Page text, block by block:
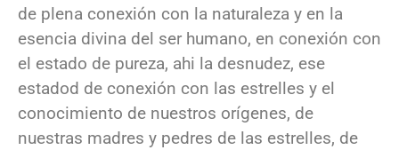
de plena conexión con la naturaleza y en la
esencia divina del ser humano, en conexión con
el estado de pureza, ahi la desnudez, ese
estadod de conexión con las estrelles y el
conocimiento de nuestros orígenes, de
nuestras madres y pedres de las estrelles, de